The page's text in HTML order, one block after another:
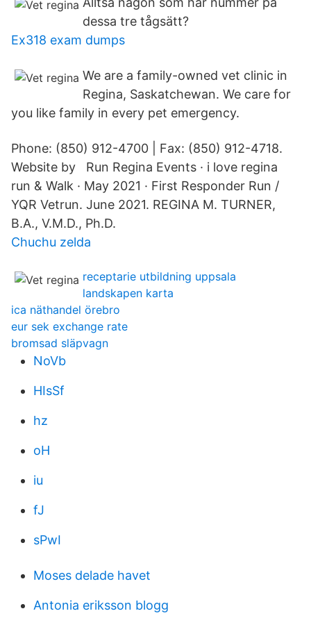
dessa tre tågsätt?
Ex318 exam dumps
We are a family-owned vet clinic in
Regina, Saskatchewan. We care for
you like family in every pet emergency.
Phone: (850) 912-4700 | Fax: (850) 912-4718.
Website by Run Regina Events · i love regina
run & Walk · May 2021 · First Responder Run /
YQR Vetrun. June 2021. REGINA M. TURNER,
B.A., V.M.D., Ph.D.
Chuchu zelda
receptarie utbildning uppsala
landskapen karta
ica näthandel örebro
eur sek exchange rate
bromsad släpvagn
NoVb
HIsSf
hz
oH
iu
fJ
sPwI
Moses delade havet
Antonia eriksson blogg